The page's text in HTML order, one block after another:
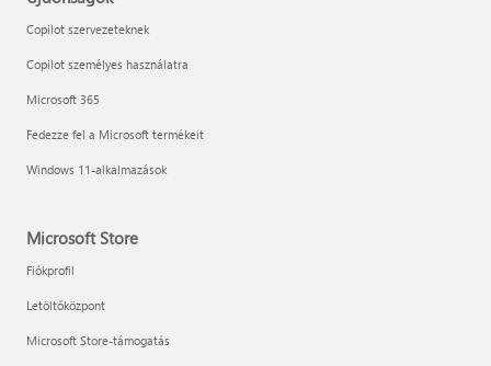
Copilot szervezeteknek
Copilot személyes használatra
Microsoft 365
Fedezze fel a Microsoft termékeit
Windows 11-alkalmazások
Microsoft Store
Fiókprofil
Letöltőközpont
Microsoft Store-támogatás